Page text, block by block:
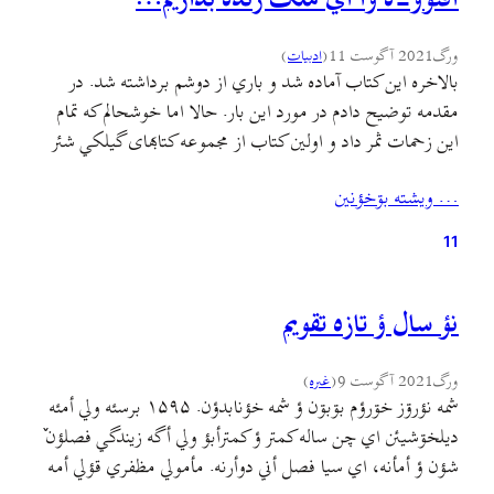
ورگ2021 آگوست 11 (ادبيات)
بالاخره این کتاب آماده شد و باري از دوشم برداشته شد. در
مقدمه توضيح دادم در مورد اين بار. حالا اما خوشحالم که تمام
اين زحمات ثمر داد و اولين کتاب از مجموعه کتابهای گيلکي شئر
اینجا در فرمت پی‌دی‌اف دریافت کنید…
… ويشته بۊخؤنين
11
نؤ سال ؤ تازه تقویم
ورگ2021 آگوست 9 (غىره)
شمه نؤرۊز خۊرؤم بۊبۊن ؤ شمه خؤنابدؤن. ۱۵۹۵ برسئه ولي أمئه
دیلخۊشیئن اي چن ساله کمتر ؤ کمترأبؤ ولي أگه زیندگي فصلؤن ٚ
شؤن ؤ أمأنه، اي سیا فصل أني دوأرنه. مأمولي مظفري قؤلي أمه